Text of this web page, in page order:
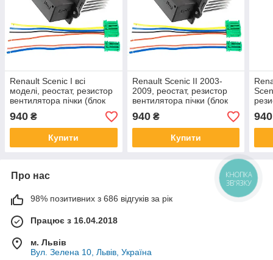
Renault Scenic I всі
моделі, реостат, резистор
вентилятора пічки (блок
управління вентилятором)
з роз'ємами
940 ₴
Купити
Renault Scenic II 2003-
2009, реостат, резистор
вентилятора пічки (блок
управління вентилятором)
з роз'ємами
940₴
Купити
940
Про нас
98% позитивних з 686 відгуків за рік
Працює з 16.04.2018
м. Львів
Вул. Зелена 10, Львів, Україна
КНОПКА
ЗВ'ЯЗКУ